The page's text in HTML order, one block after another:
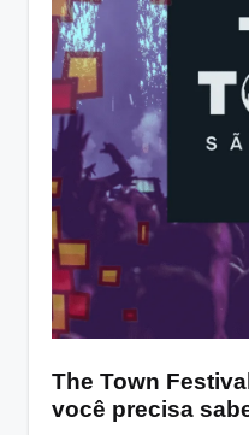
The Town
você precisa